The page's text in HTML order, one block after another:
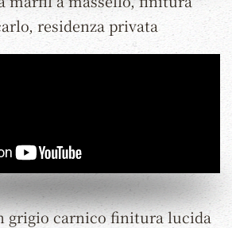
residenza privata
grigio carnico finitura lucida